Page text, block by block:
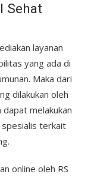
Sehat
layanan
yang ada di
Maka dari
dilakukan oleh
dapat melakukan
terkait
online oleh RS